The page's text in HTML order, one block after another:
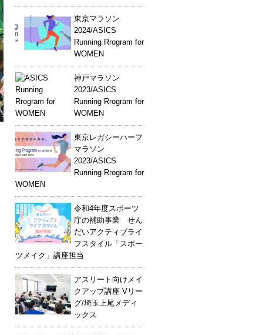
東京マラソン
2024/ASICS
Running Rrogram for
WOMEN
神戸マラソン
2023/ASICS
Running Rrogram for
WOMEN
東京レガシーハーフ
マラソン
2023/ASICS
Running Rrogram for
WOMEN
令和4年度スポーツ
庁の補助事業 せん
だいアクティブライ
フスタイル「スポー
ツメイク」講座担当
アスリート向けメイ
クアップ講座 Vリー
グ/埼玉上尾メディ
ックス